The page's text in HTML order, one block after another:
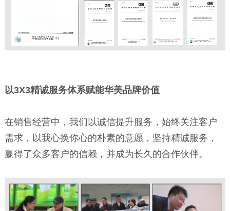
以3X3精诚服务体系赋能华美品牌价值
在销售经营中，我们以诚信提升服务，始终关注客户
需求，以我心换你心的朴素的意愿，坚持精诚服务，
赢得了众多客户的信赖，并成为长久的合作伙伴。